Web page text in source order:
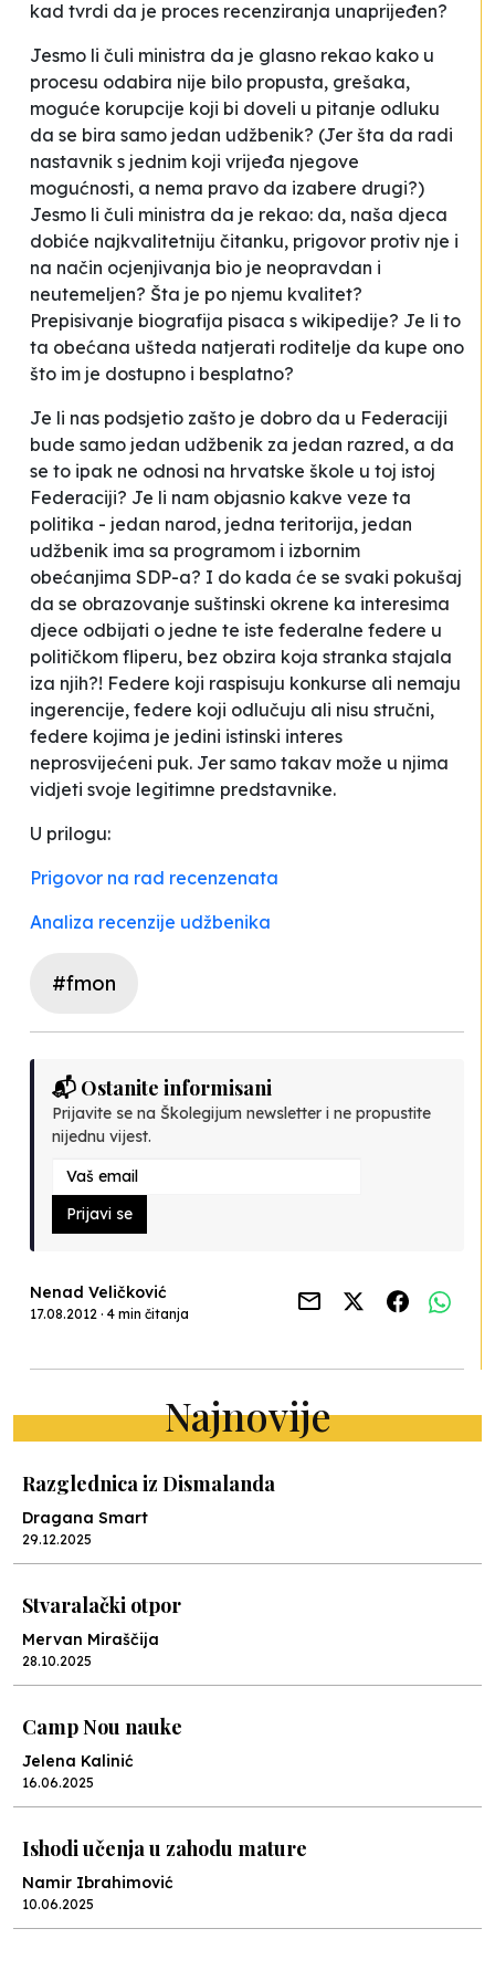
kad tvrdi da je proces recenziranja unaprijeđen?
Jesmo li čuli ministra da je glasno rekao kako u
procesu odabira nije bilo propusta, grešaka,
moguće korupcije koji bi doveli u pitanje odluku
da se bira samo jedan udžbenik? (Jer šta da radi
nastavnik s jednim koji vrijeđa njegove
mogućnosti, a nema pravo da izabere drugi?)
Jesmo li čuli ministra da je rekao: da, naša djeca
dobiće najkvalitetniju čitanku, prigovor protiv nje i
na način ocjenjivanja bio je neopravdan i
neutemeljen? Šta je po njemu kvalitet?
Prepisivanje biografija pisaca s wikipedije? Je li to
ta obećana ušteda natjerati roditelje da kupe ono
što im je dostupno i besplatno?
Je li nas podsjetio zašto je dobro da u Federaciji
bude samo jedan udžbenik za jedan razred, a da
se to ipak ne odnosi na hrvatske škole u toj istoj
Federaciji? Je li nam objasnio kakve veze ta
politika - jedan narod, jedna teritorija, jedan
udžbenik ima sa programom i izbornim
obećanjima SDP-a? I do kada će se svaki pokušaj
da se obrazovanje suštinski okrene ka interesima
djece odbijati o jedne te iste federalne federe u
političkom fliperu, bez obzira koja stranka stajala
iza njih?! Federe koji raspisuju konkurse ali nemaju
ingerencije, federe koji odlučuju ali nisu stručni,
federe kojima je jedini istinski interes
neprosvijećeni puk. Jer samo takav može u njima
vidjeti svoje legitimne predstavnike.
U prilogu:
Prigovor na rad recenzenata
Analiza recenzije udžbenika
#fmon
📬 Ostanite informisani
Prijavite se na Školegijum newsletter i ne propustite
nijednu vijest.
Prijavi se
Nenad Veličković
17.08.2012 · 4 min čitanja
Najnovije
Razglednica iz Dismalanda
Dragana Smart
29.12.2025
Stvaralački otpor
Mervan Miraščija
28.10.2025
Camp Nou nauke
Jelena Kalinić
16.06.2025
Ishodi učenja u zahodu mature
Namir Ibrahimović
10.06.2025